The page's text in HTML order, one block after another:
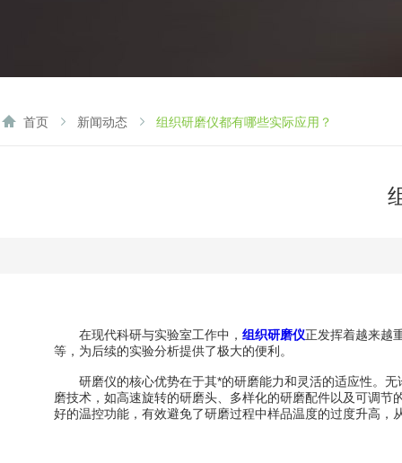
首页 新闻动态 组织研磨仪都有哪些实际应用？
在现代科研与实验室工作中， 组织研磨仪正发挥着越来越
等，为后续的实验分析提供了极大的便利。
研磨仪的核心优势在于其*的研磨能力和灵活的适应性。无
磨技术，如高速旋转的研磨头、多样化的研磨配件以及可调
好的温控功能，有效避免了研磨过程中样品温度的过度升高，